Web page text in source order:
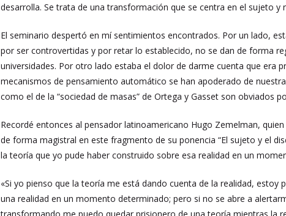
desarrolla. Se trata de una transformación que se centra en el sujeto y
El seminario despertó en mí sentimientos encontrados. Por un lado,
por ser controvertidas y por retar lo establecido, no se dan de forma
universidades. Por otro lado estaba el dolor de darme cuenta que era
mecanismos de pensamiento automático se han apoderado de
como el de la “sociedad de masas” de Ortega y Gasset son obviados
Recordé entonces al pensador latinoamericano Hugo Zemelman,
de forma magistral en este fragmento de su ponencia “El sujeto y el
la teoría que yo pude haber construido sobre esa realidad en un
«Si yo pienso que la teoría me está dando cuenta de la realidad,
una realidad en un momento determinado; pero si no se abre a
transformando me puedo quedar prisionero de una teoría mientras la